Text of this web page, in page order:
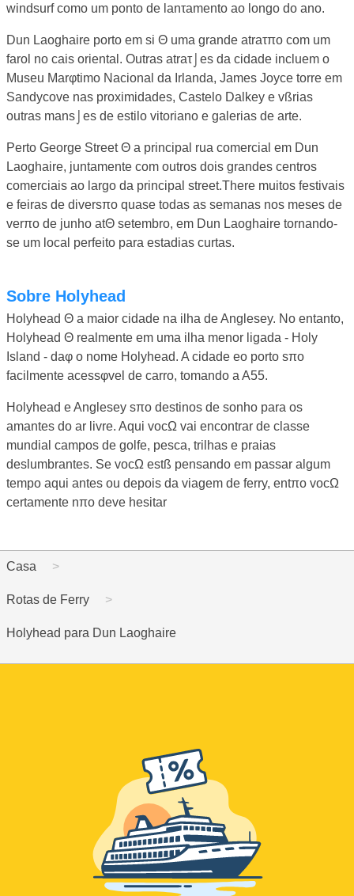
windsurf como um ponto de lanτamento ao longo do ano.
Dun Laoghaire porto em si Θ uma grande atraτπo com um
farol no cais oriental. Outras atraτ⌡es da cidade incluem o
Museu Marφtimo Nacional da Irlanda, James Joyce torre em
Sandycove nas proximidades, Castelo Dalkey e vßrias
outras mans⌡es de estilo vitoriano e galerias de arte.
Perto George Street Θ a principal rua comercial em Dun
Laoghaire, juntamente com outros dois grandes centros
comerciais ao largo da principal street.There muitos festivais
e feiras de diversπo quase todas as semanas nos meses de
verπo de junho atΘ setembro, em Dun Laoghaire tornando-
se um local perfeito para estadias curtas.
Sobre Holyhead
Holyhead Θ a maior cidade na ilha de Anglesey. No entanto,
Holyhead Θ realmente em uma ilha menor ligada - Holy
Island - daφ o nome Holyhead. A cidade eo porto sπo
facilmente acessφvel de carro, tomando a A55.
Holyhead e Anglesey sπo destinos de sonho para os
amantes do ar livre. Aqui vocΩ vai encontrar de classe
mundial campos de golfe, pesca, trilhas e praias
deslumbrantes. Se vocΩ estß pensando em passar algum
tempo aqui antes ou depois da viagem de ferry, entπo vocΩ
certamente nπo deve hesitar
Casa
Rotas de Ferry
Holyhead para Dun Laoghaire